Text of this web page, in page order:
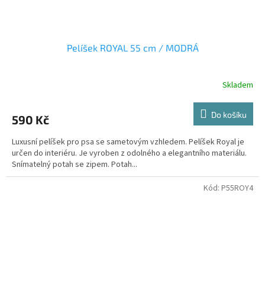
Pelíšek ROYAL 55 cm / MODRÁ
Skladem
590 Kč Do košíku
Luxusní pelíšek pro psa se sametovým vzhledem. Pelíšek Royal je
určen do interiéru. Je vyroben z odolného a elegantního materiálu.
Snímatelný potah se zipem. Potah...
Kód: P55ROY4